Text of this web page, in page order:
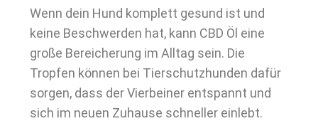
Wenn dein Hund komplett gesund ist und
keine Beschwerden hat, kann CBD Öl eine
große Bereicherung im Alltag sein. Die
Tropfen können bei Tierschutzhunden dafür
sorgen, dass der Vierbeiner entspannt und
sich im neuen Zuhause schneller einlebt.